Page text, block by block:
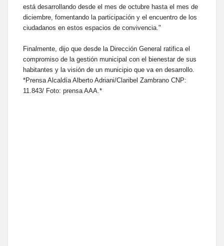
está desarrollando desde el mes de octubre hasta el mes de
diciembre, fomentando la participación y el encuentro de los
ciudadanos en estos espacios de convivencia."
Finalmente, dijo que desde la Dirección General ratifica el
compromiso de la gestión municipal con el bienestar de sus
habitantes y la visión de un municipio que va en desarrollo.
*Prensa Alcaldía Alberto Adriani/Claribel Zambrano CNP:
11.843/ Foto: prensa AAA.*